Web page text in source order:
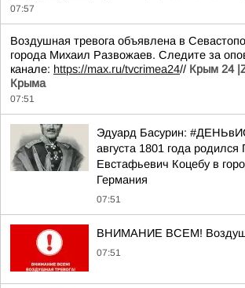
07:57
Воздушная тревога объявлена в
города Михаил Развожаев. Следите за
канале: https://max.ru/tvcrimea24// Крым 24
Крыма
07:51
Эдуард Басурин:
августа 1801 года родился
Евстафьевич Коцебу в
Германия
07:51
ВНИМАНИЕ ВСЕМ!
07:51